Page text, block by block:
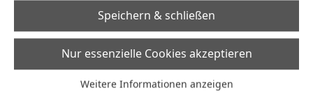
Speichern & schließen
Nur essenzielle Cookies akzeptieren
Weitere Informationen anzeigen